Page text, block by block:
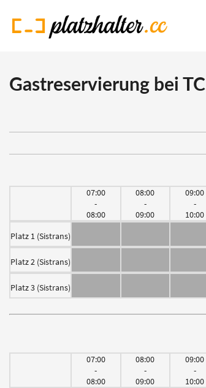
Gastreservierung bei
07:00
-
08:00
08:00
-
09:00
09:00
-
10:00
Platz 1 (Sistrans)
Platz 2 (Sistrans)
Platz 3 (Sistrans)
07:00
-
08:00
08:00
-
09:00
09:00
-
10:00